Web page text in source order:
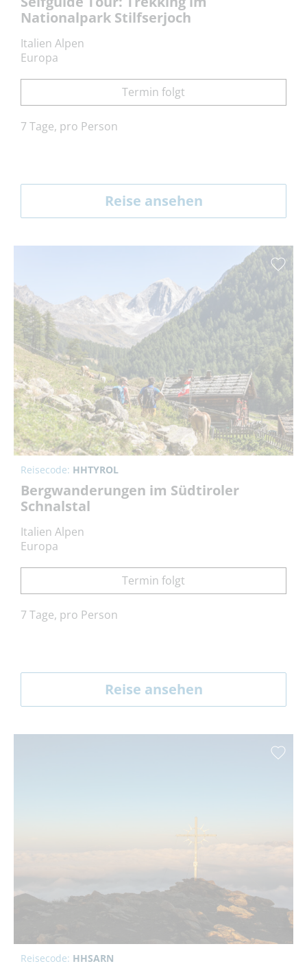
Nationalpark Stilfserjoch
Italien Alpen
Europa
Termin folgt
7 Tage, pro Person
Reise ansehen
Reisecode: HHTYROL
Bergwanderungen im Südtiroler
Schnalstal
Italien Alpen
Europa
Termin folgt
7 Tage, pro Person
Reise ansehen
Reisecode: HHSARN